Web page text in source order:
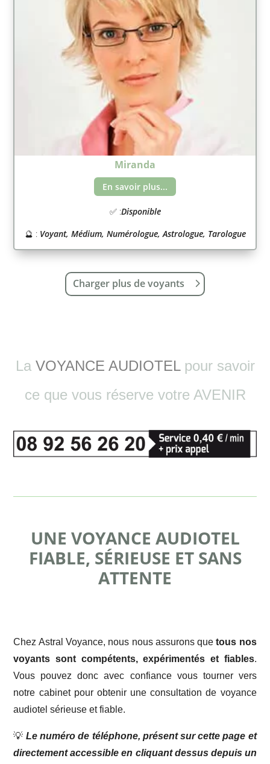
Miranda
En savoir plus...
✅ :Disponible
🔮 : Voyant, Médium, Numérologue, Astrologue, Tarologue
Charger plus de voyants
La VOYANCE AUDIOTELpour savoir
ce que vous réserve votre AVENIR
UNE VOYANCE AUDIOTEL
FIABLE, SÉRIEUSE ET SANS
ATTENTE
Chez Astral Voyance, nous nous assurons quetous nos
voyants sont compétents, expérimentés et fiables.
Vous pouvez donc avec confiance vous tourner vers
notre cabinet pour obtenir une consultation de voyance
audiotel sérieuse et fiable.
💡 Le numéro de téléphone, présent sur cette page et
directement accessible en cliquant dessus depuis un